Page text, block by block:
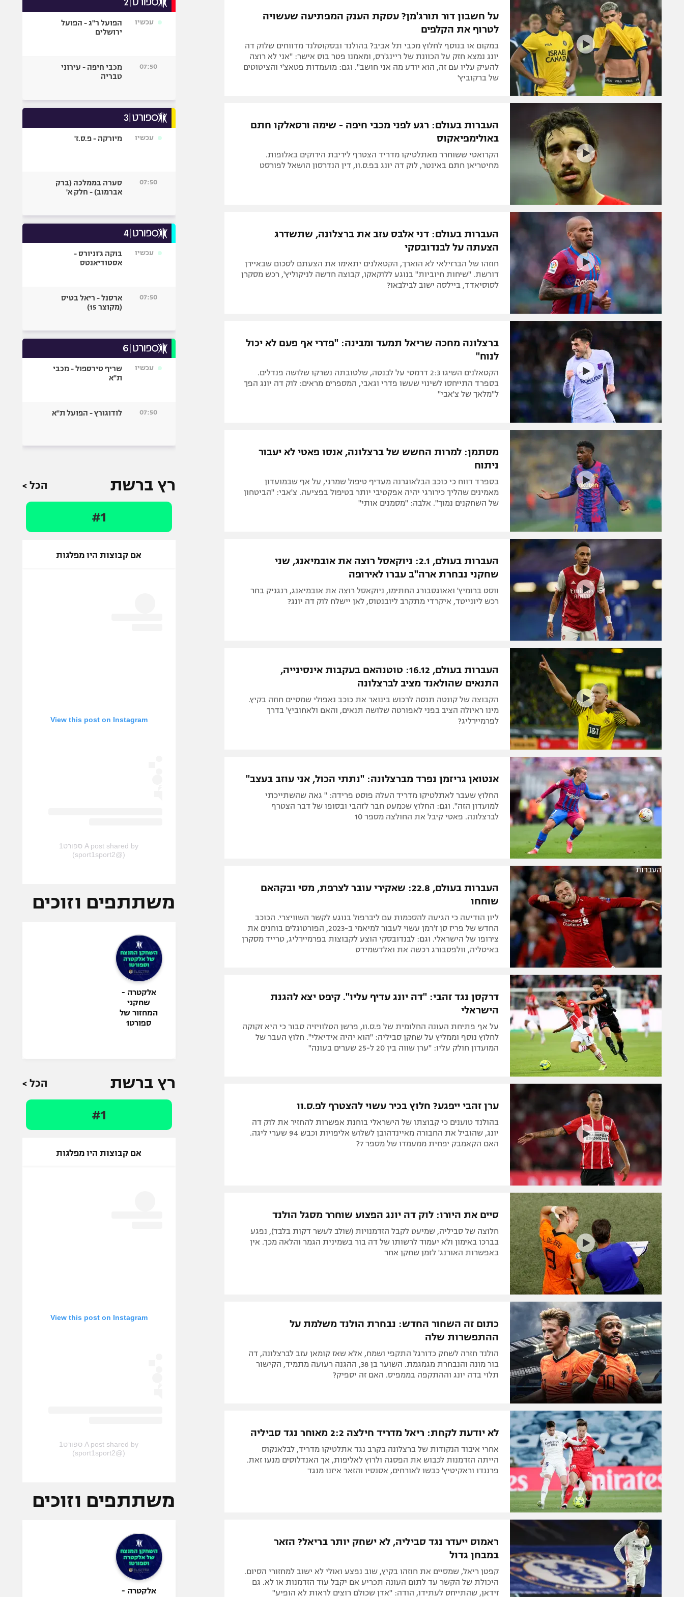
תקנון משתתפים וזוכים בפרסים
תקנון עבור פעילות אלקטרה
תקנון עבור פעילות ספורט 1 – "מרלן"
טניס
גיימינג E-Sports
מדיניות פרטיות
תקנון פעילות ספורט 1
רשיון להקרנה פומבית לבית עסק
הצטרפות לחבילת הערוצים
לוח דרושים – ג'ובנט
תגיות
הפועל חיפה
הפועל באר שבע
מכבי נתניה
בני יהודה
ליגות נוספות
ספורט מוטורי
בייסבול MLB
גיימינג E-Sports
על חשבון דור תורג'מן? עסקת הענק המפתיעה שעשויה
לטרוף את הקלפים
במקום או בנוסף לחלוץ מכבי תל אביב? בהולנד ובסקוטלנד מדווחים שלוק דה
יונג נמצא חזק על הכוונת של ריינג'רס, ומאמנו פטר בוס אישר: "אני לא רוצה
להעיק עליו עם זה, הוא יודע מה אני חושב". וגם: מועמדות פטאצ'י והציטוטים
של ברקוביץ'
העברות בעולם: רגע לפני מכבי חיפה - שימה ורסאלקו חתם
באולימפיאקוס
הקרואטי ששוחרר מאתלטיקו מדריד הצטרף ליריבת הירוקים באלופות.
מחיטריאן חתם באינטר, לוק דה יונג בפ.ס.וו, דין הנדרסון הושאל לפורסט
העברות בעולם: דני אלבס עזב את ברצלונה, שתשדרג
הצעתה על לבנדובסקי
חוזהו של הברזילאי לא הוארך, הקטאלנים יתאימו את הצעתם לסכום שבאיירן
דורשת. "שיחות חיוביות" בנוגע ללוקאקו, קבוצה חדשה לניקוליץ', רכש מסקרן
לסוסיאדד, ביילסה ישוב לבילבאו?
ברצלונה מחכה שריאל תמעד ומבינה: "פדרי אף פעם לא יכול
לנוח"
הקטאלנים השיגו 2:3 דרמטי על לבנטה, שלטובתה נשרקו שלושה פנדלים.
בספרד התייחסו לשינוי שעשו פדרי וגאבי, המספרים מראים: לוק דה יונג הפך
ל"מלאך של צ'אבי"
מסתמן: למרות החשש של ברצלונה, אנסו פאטי לא יעבור
ניתוח
בספרד דווח כי כוכב הבלאוגרנה מעדיף טיפול שמרני, על אף שבמועדון
מאמינים שהליך כירורגי יהיה אפקטיבי יותר בטיפול בפציעה. צ'אבי: "הביטחון
של השחקנים נמוך". אלבה: "מסמנים אותי"
העברות בעולם, 2.1: ניוקאסל רוצה את אובמיאנג, שני
שחקני נבחרת ארה"ב עברו לאירופה
ווסט ברומיץ' ואאוגסבורג החתימו, ניוקאסל רוצה את אובמיאנג, רנגניק בחר
רכש ליונייטד, איקרדי מתקרב ליובנטוס, לאן יישלח לוק דה יונג?
העברות בעולם, 16.12: טוטנהאם בעקבות אינסינייה,
התנאים שהולאנד מציב לברצלונה
הקבוצה של קונטה תנסה לרכוש בינואר את כוכב נאפולי שמסיים חוזה בקיץ.
מינו ראיולה הציב בפני לאפורטה שלושה תנאים, והאם ולאחוביץ' בדרך
לפרמיירליג?
אנטואן גריזמן נפרד מברצלונה: "נתתי הכול, אני עוזב בעצב"
החלוץ שעבר לאתלטיקו מדריד העלה פוסט פרידה: " גאה שהשתייכתי
למועדון הזה". וגם: החלוץ שכמעט חבר לזהבי ובסופו של דבר הצטרף
לברצלונה. פאטי קיבל את החולצה מספר 10
העברות
העברות בעולם, 22.8: שאקירי עובר לצרפת, מסי ובקהאם
שוחחו
ליון הודיעה כי הגיעה להסכמות עם ליברפול בנוגע לקשר השוויצרי. הכוכב
החדש של פריז סן ז'רמן עשוי לעבור למיאמי ב-2023, הפורטוגלים בוחנים את
צירופו של הישראלי. וגם: לבנדובסקי הוצע לקבוצות בפרמיירליג, טרייד מסקרן
באיטליה, וולפסבורג רכשה את ואלדשמידט
דרקסן נגד זהבי: "דה יונג עדיף עליו". קיפט יצא להגנת
הישראלי
על אף פתיחת העונה החלומית של פ.ס.וו, פרשן הטלוויזיה סבור כי היא זקוקה
לחלוץ נוסף וממליץ על שחקן סביליה: "הוא יהיה אידיאלי". חלוץ העבר של
המועדון חולק עליו: "ערן שווה בין 20 ל-25 שערים בעונה"
ערן זהבי ייפגע? חלוץ בכיר עשוי להצטרף לפ.ס.וו
בהולנד טוענים כי קבוצתו של הישראלי בוחנת אפשרות להחזיר את לוק דה
יונג, שהוביל את החבורה מאיינדהובן לשלוש אליפויות וכבש 94 שערי ליגה.
האם הקאמבק יפחית ממעמדו של מספר 7?
סיים את היורו: לוק דה יונג הפצוע שוחרר מסגל הולנד
חלוצה של סביליה, שמיעט לקבל הזדמנויות (שולב לעשר דקות בלבד), נפגע
בברכו באימון ולא יעמוד לרשותו של דה בור בשמינית הגמר והלאה מכך. אין
באפשרות האורנג' לזמן שחקן אחר
כתום זה השחור החדש: נבחרת הולנד משלמת על
ההתפשרות שלה
הולנד חזרה לשחק כדורגל התקפי ושמח, אלא שאז קומאן עזב לברצלונה, דה
בור מונה והנבחרת מגמגמת. השוער בן 38, ההגנה רעועה מתמיד, הקישור
תלוי בדה יונג וההתקפה בממפיס. האם זה יספיק?
לא יודעת לקחת: ריאל מדריד חילצה 2:2 מאוחר נגד סביליה
אחרי איבוד הנקודות של ברצלונה בקרב נגד אתלטיקו מדריד, לבלאנקוס
הייתה הזדמנות לכבוש את הפסגה ולרוץ לאליפות, אך האנדלוסים מנעו זאת.
פרננדו וראקיטיץ' כבשו לאורחים, אסנסיו והזאר איזנו מנגד
ראמוס ייעדר נגד סביליה, לא ישחק יותר בריאל? הזאר
במבחן גדול
קפטן ריאל, שמסיים את חוזהו בקיץ, שוב נפצע ואולי לא ישוב למחזורי הסיום.
היכולת של הקשר עד לתום העונה תכריע אם יקבל עוד הזדמנות או לא. גם
זידאן, שהתייחס לעתידו, הודה: "אדן שכולם רוצים לראות לא הופיע"
עכשיו
הפועל ר"ג - הפועל
ירושלים
07:50
מכבי חיפה - עירוני
טבריה
עכשיו מיורקה - פ.ס.ז'
07:50
סערה בממלכה (ברק
אברמוב) - חלק א'
עכשיו
בוקה ג'וניורס -
אסטודיאנטס
07:50
ארסנל - ריאל בטיס
(מקוצר 15)
עכשיו
שריף טירספול - מכבי
ת"א
07:50 לודוגורץ - הפועל ת"א
רץ ברשת הכל >
#1
אם קבוצות היו מפלגות
View this post on Instagram
A post shared by ספורט1
(@sport1sport2)
משתתפים וזוכים
אלקטרה -
שחקני
המחזור של
ספורט1
רץ ברשת הכל >
#1
אם קבוצות היו מפלגות
View this post on Instagram
A post shared by ספורט1
(@sport1sport2)
משתתפים וזוכים
אלקטרה -